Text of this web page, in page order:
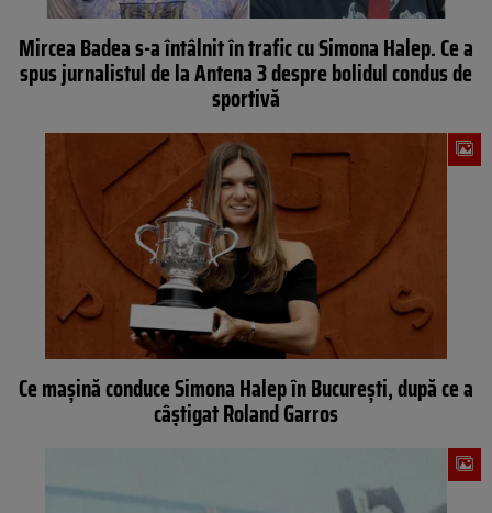
Mircea Badea s-a întâlnit în trafic cu Simona Halep. Ce a
spus jurnalistul de la Antena 3 despre bolidul condus de
sportivă
Ce mașină conduce Simona Halep în București, după ce a
câștigat Roland Garros